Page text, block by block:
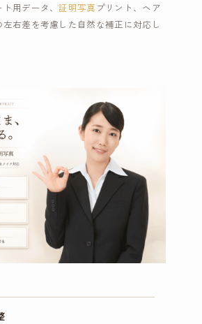
ト用データ、証明写真 プリント、ヘア
右差を考慮した自然な補正に対応し